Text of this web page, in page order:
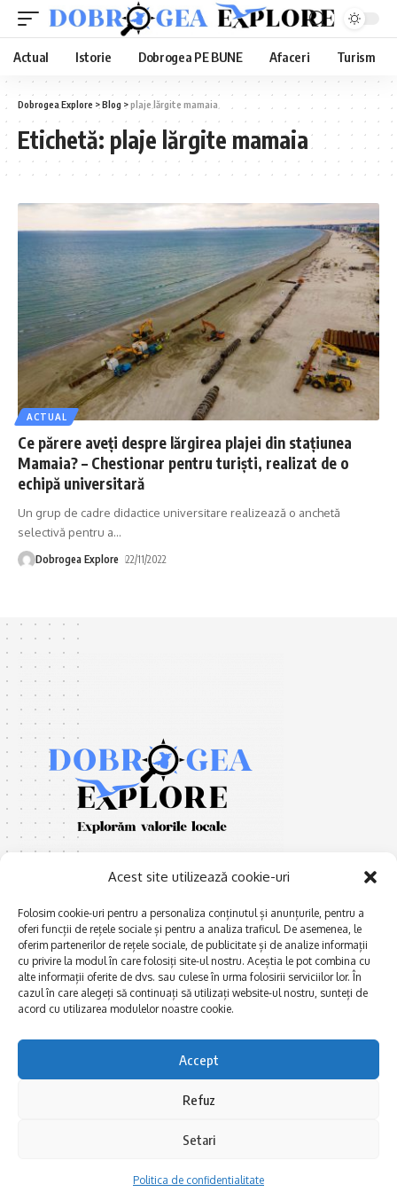
Acest site utilizează cookie-uri
Folosim cookie-uri pentru a personaliza conținutul și anunțurile, pentru a
oferi funcții de rețele sociale și pentru a analiza traficul. De asemenea, le
oferim partenerilor de rețele sociale, de publicitate și de analize informații
cu privire la modul în care folosiți site-ul nostru. Aceștia le pot combina cu
alte informații oferite de dvs. sau culese în urma folosirii serviciilor lor. În
cazul în care alegeți să continuați să utilizați website-ul nostru, sunteți de
acord cu utilizarea modulelor noastre cookie.
Accept
Refuz
Setari
Politica de confidentialitate
Actual Istorie Dobrogea PE BUNE Afaceri Turism
Dobrogea Explore >Blog >plaje lărgite mamaia
Etichetă: plaje lărgite mamaia
ACTUAL
Ce părere aveți despre lărgirea plajei din stațiunea
Mamaia? – Chestionar pentru turiști, realizat de o
echipă universitară
Un grup de cadre didactice universitare realizează o anchetă
selectivă pentru a…
Dobrogea Explore 22/11/2022
E xplorăm Dobrogea,
Explorăm valorile locale:
Deltă, Litoral, cele mai mari
lacuri, cele mai vechi orașe,
Afaceri și meșteșuguri
Actualitate
Dobrogea PE BUNE
La Drum cu Ada